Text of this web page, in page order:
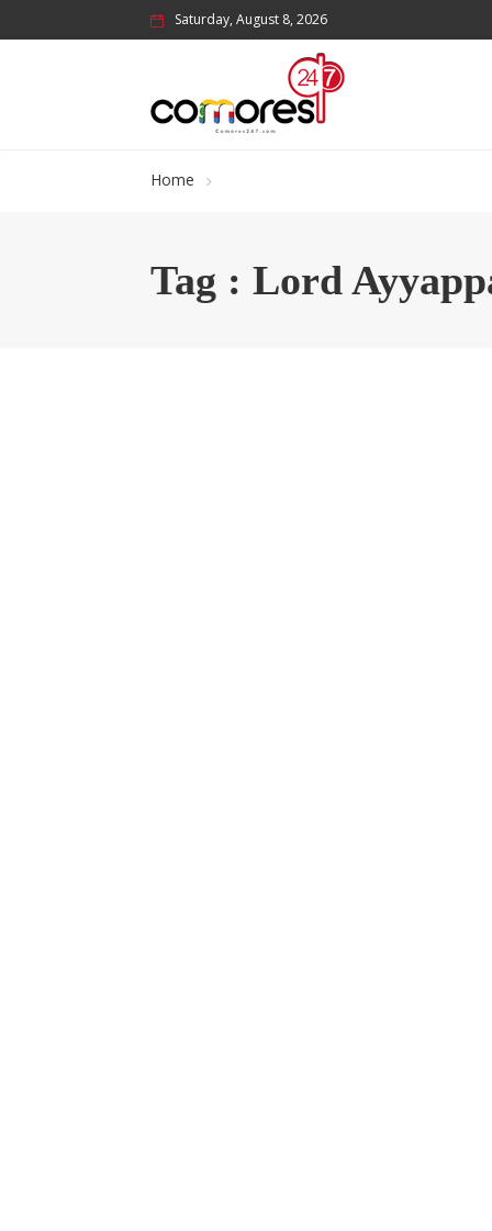
Saturday, August 8, 2026
Home
Tag : Lord